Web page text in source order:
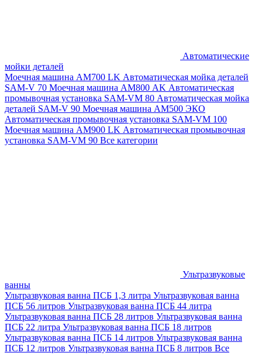
Автоматические
мойки деталей
Моечная машина AM700 LK Автоматическая мойка деталей
SAM-V 70 Моечная машина АМ800 AK Автоматическая
промывочная установка SAM-VM 80 Автоматическая мойка
деталей SAM-V 90 Моечная машина АМ500 ЭКО
Автоматическая промывочная установка SAM-VM 100
Моечная машина AM900 LK Автоматическая промывочная
установка SAM-VM 90 Все категории
Ультразвуковые
ванны
Ультразвуковая ванна ПСБ 1,3 литра Ультразвуковая ванна
ПСБ 56 литров Ультразвуковая ванна ПСБ 44 литра
Ультразвуковая ванна ПСБ 28 литров Ультразвуковая ванна
ПСБ 22 литра Ультразвуковая ванна ПСБ 18 литров
Ультразвуковая ванна ПСБ 14 литров Ультразвуковая ванна
ПСБ 12 литров Ультразвуковая ванна ПСБ 8 литров Все